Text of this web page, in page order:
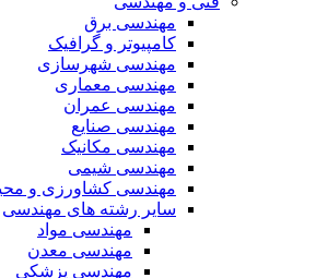
مهندسی برق
کامپیوتر و گرافیک
مهندسی شهرسازی
مهندسی معماری
مهندسی عمران
مهندسی صنایع
مهندسی مکانیک
مهندسی شیمی
مهندسی کشاورزی و محیط
سایر رشته های مهندسی
مهندسی مواد
مهندسی معدن
مهندسی پزشکی